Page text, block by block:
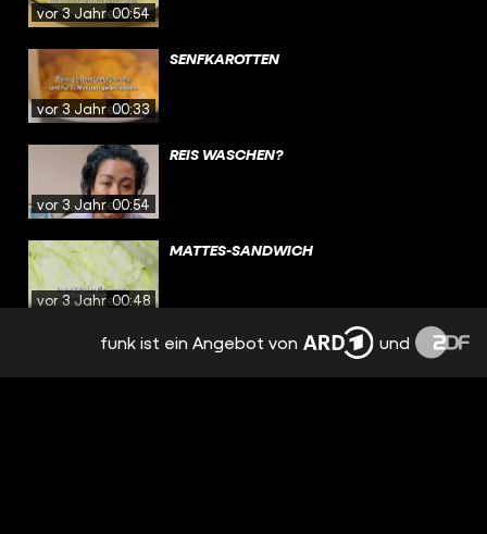
vor 3 Jahren00:54
vor 3 Jahren00:33
SENFKAROTTEN
vor 3 Jahren00:54
REIS WASCHEN?
vor 3 Jahren00:48
MATTES-SANDWICH
DEFTIGE SCHUPFNUDELN
funk ist ein Angebot von und